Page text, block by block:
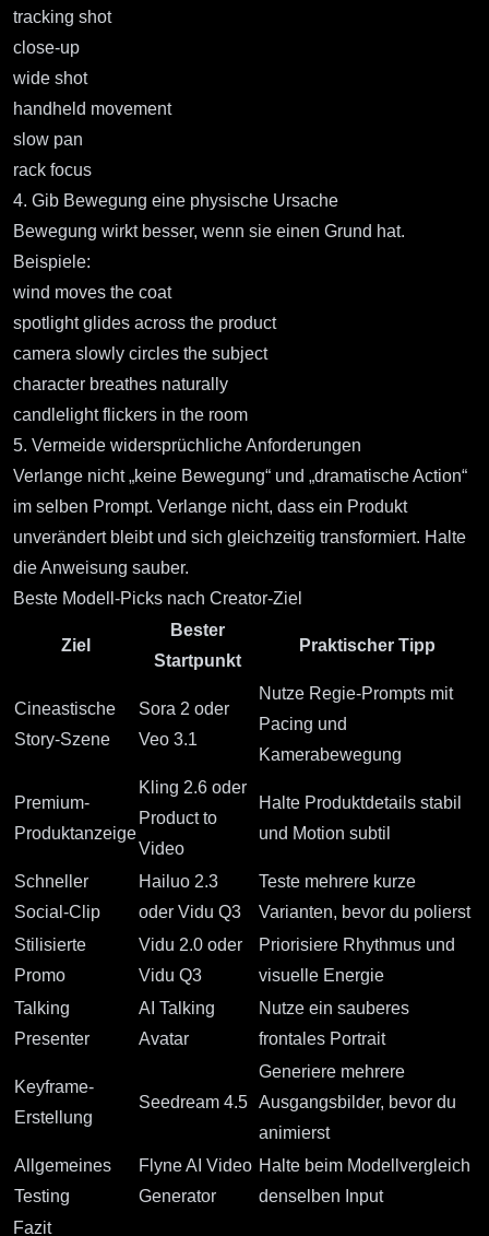
tracking shot
close-up
wide shot
handheld movement
slow pan
rack focus
4. Gib Bewegung eine physische Ursache
Bewegung wirkt besser, wenn sie einen Grund hat.
Beispiele:
wind moves the coat
spotlight glides across the product
camera slowly circles the subject
character breathes naturally
candlelight flickers in the room
5. Vermeide widersprüchliche Anforderungen
Verlange nicht „keine Bewegung“ und „dramatische Action“
im selben Prompt. Verlange nicht, dass ein Produkt
unverändert bleibt und sich gleichzeitig transformiert. Halte
die Anweisung sauber.
Beste Modell-Picks nach Creator-Ziel
Ziel
Bester
Startpunkt
Praktischer Tipp
Cineastische
Story-Szene
Sora 2 oder
Veo 3.1
Nutze Regie-Prompts mit
Pacing und
Kamerabewegung
Premium-
Produktanzeige
Kling 2.6 oder
Product to
Video
Halte Produktdetails stabil
und Motion subtil
Schneller
Social-Clip
Hailuo 2.3
oder Vidu Q3
Teste mehrere kurze
Varianten, bevor du polierst
Stilisierte
Promo
Vidu 2.0 oder
Vidu Q3
Priorisiere Rhythmus und
visuelle Energie
Talking
Presenter
AI Talking
Avatar
Nutze ein sauberes
frontales Portrait
Keyframe-
Erstellung
Seedream 4.5
Generiere mehrere
Ausgangsbilder, bevor du
animierst
Allgemeines
Testing
Flyne AI Video
Generator
Halte beim Modellvergleich
denselben Input
Fazit